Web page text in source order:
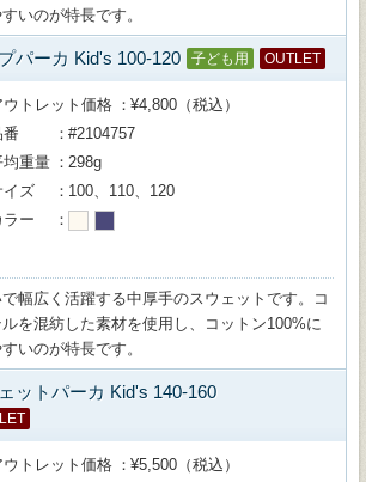
いのが特長です。
パーカ Kid's 100-120 子ども用 OUTLET
ウトレット価格
¥4,800（税込）
番
#2104757
均重量
298g
イズ
100、110、120
ラー
幅広く活躍する中厚手のスウェットです。コ
を混紡した素材を使用し、コットン100%に
いのが特長です。
ットパーカ Kid's 140-160
ウトレット価格
¥5,500（税込）